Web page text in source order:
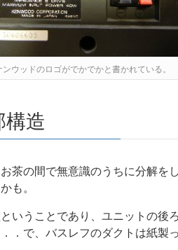
ンウッドのロゴがでかでかと書かれている。
構造
お茶の間で無意識のうちに分解を
も。
いうことであり、ユニットの後
．で、バスレフのダクトは紙製っ